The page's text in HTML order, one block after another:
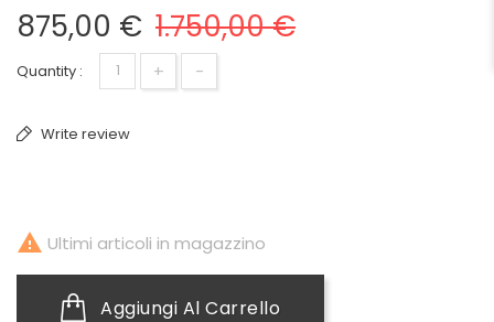
875,00 € 1.750,00 €
Quantity : + -
Write review
 Ultimi articoli in magazzino
Aggiungi Al Carrello